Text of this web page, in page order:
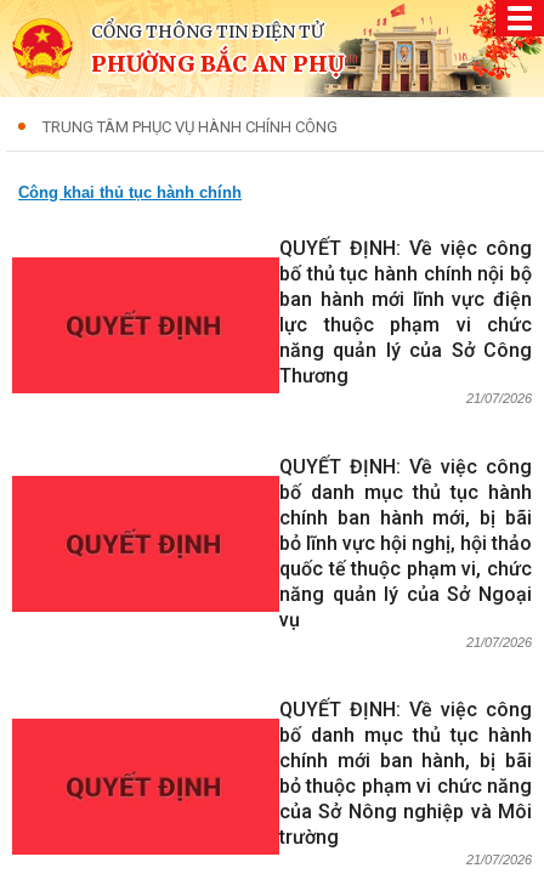
CỔNG THÔNG TIN ĐIỆN TỬ
PHƯỜNG BẮC AN PHỤ
TRUNG TÂM PHỤC VỤ HÀNH CHÍNH CÔNG
Công khai thủ tục hành chính
QUYẾT ĐỊNH: Về việc công
bố thủ tục hành chính nội bộ
ban hành mới lĩnh vực điện
lực thuộc phạm vi chức
năng quản lý của Sở Công
Thương
21/07/2026
QUYẾT ĐỊNH: Về việc công
bố danh mục thủ tục hành
chính ban hành mới, bị bãi
bỏ lĩnh vực hội nghị, hội thảo
quốc tế thuộc phạm vi, chức
năng quản lý của Sở Ngoại
vụ
21/07/2026
QUYẾT ĐỊNH: Về việc công
bố danh mục thủ tục hành
chính mới ban hành, bị bãi
bỏ thuộc phạm vi chức năng
của Sở Nông nghiệp và Môi
trường
21/07/2026